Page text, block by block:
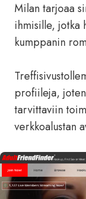
Milan tarjoaa
ihmisille, jotka
kumppanin
profiileja,
tarvittaviin
verkkoalustan